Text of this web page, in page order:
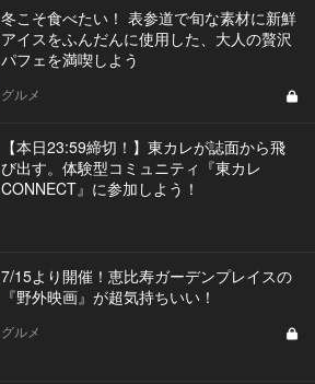
冬こそ食べたい！ 表参道で旬な素材に新鮮
アイスをふんだんに使用した、大人の贅沢
パフェを満喫しよう
グルメ
【本日23:59締切！】東カレが誌面から飛
び出す。体験型コミュニティ『東カレ
CONNECT』に参加しよう！
7/15より開催！恵比寿ガーデンプレイスの
『野外映画』が超気持ちいい！
グルメ